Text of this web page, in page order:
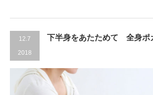
12.7
2018
下半身をあたためて 全身ポ